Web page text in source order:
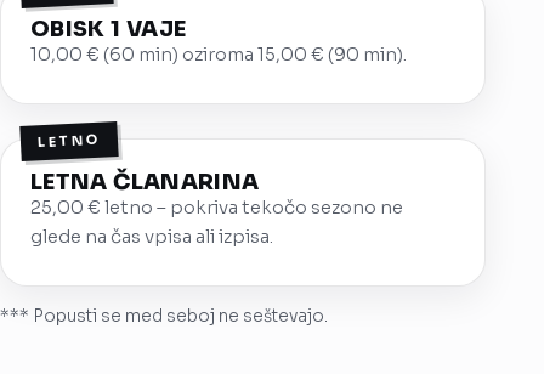
OBISK 1 VAJE
10,00 € (60 min) oziroma 15,00 € (90 min).
LETNO
LETNA ČLANARINA
25,00 € letno – pokriva tekočo sezono ne
glede na čas vpisa ali izpisa.
*** Popusti se med seboj ne seštevajo.